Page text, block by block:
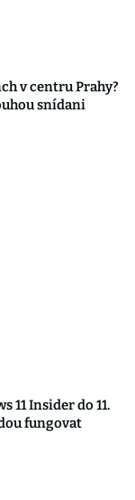
v centru Prahy?
snídani
11 Insider do 11.
fungovat